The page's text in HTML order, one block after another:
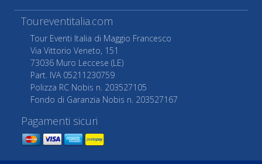
Toureventitalia.com
Tour Eventi Italia di Maggio Francesco
Via Vittorio Veneto, 151
73036 Muro Leccese (LE)
Part. IVA 05211230759
Polizza RC Nobis n. 203527105
Fondo di Garanzia Nobis n. 203527167
Pagamenti sicuri